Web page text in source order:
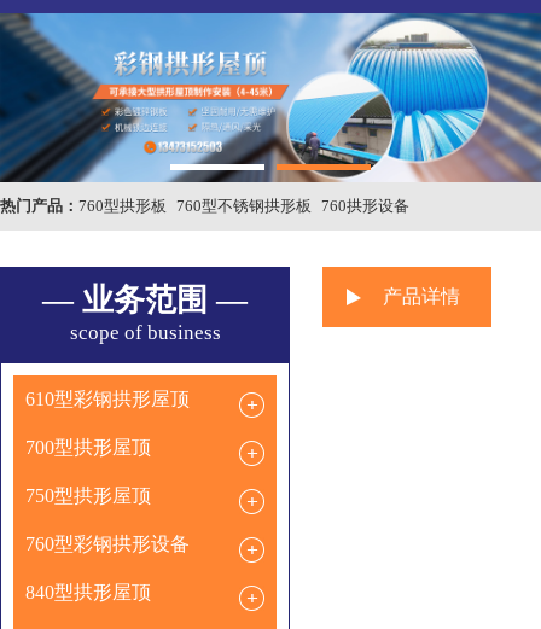
热门产品： 760型拱形板 760型不锈钢拱形板 760拱形设备
— 业务范围 —
scope of business
610型彩钢拱形屋顶
700型拱形屋顶
750型拱形屋顶
760型彩钢拱形设备
840型拱形屋顶
产品详情